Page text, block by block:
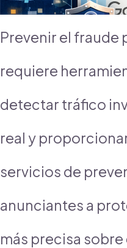
Prevenir el fraude
requiere
detectar tráfico
real y
servicios de
anunciantes a
más precisa